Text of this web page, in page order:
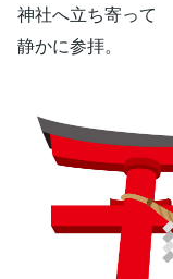
神社へ立ち寄って
静かに参拝。